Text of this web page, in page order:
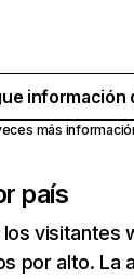
información
más
país
por alto.